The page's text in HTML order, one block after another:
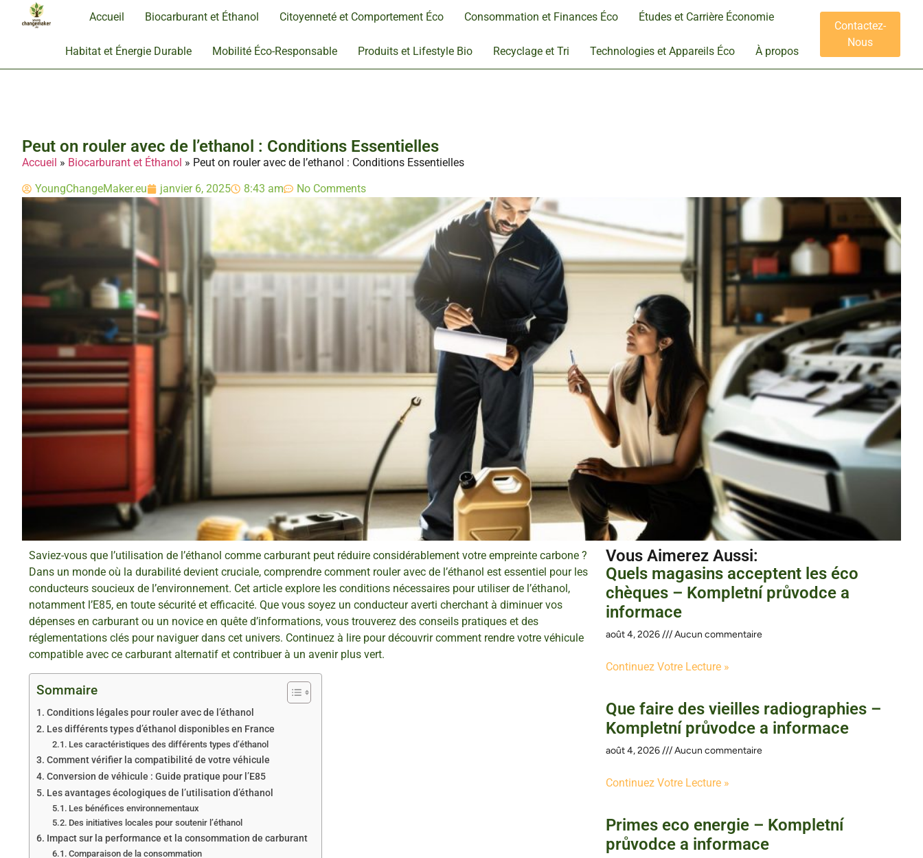
Accueil Biocarburant et Éthanol Citoyenneté et Comportement Éco Consommation et Finances Éco Études et Carrière Économie
Habitat et Énergie Durable Mobilité Éco-Responsable Produits et Lifestyle Bio Recyclage et Tri Technologies et Appareils Éco À propos
Contactez-
Nous
Peut on rouler avec de l’ethanol : Conditions Essentielles
Accueil » Biocarburant et Éthanol » Peut on rouler avec de l’ethanol : Conditions Essentielles
YoungChangeMaker.eu janvier 6, 2025 8:43 am No Comments
Saviez-vous que l’utilisation de l’éthanol comme carburant peut réduire considérablement votre empreinte carbone ?
Dans un monde où la durabilité devient cruciale, comprendre comment rouler avec de l’éthanol est essentiel pour les
conducteurs soucieux de l’environnement. Cet article explore les conditions nécessaires pour utiliser de l’éthanol,
notamment l’E85, en toute sécurité et efficacité. Que vous soyez un conducteur averti cherchant à diminuer vos
dépenses en carburant ou un novice en quête d’informations, vous trouverez des conseils pratiques et des
réglementations clés pour naviguer dans cet univers. Continuez à lire pour découvrir comment rendre votre véhicule
compatible avec ce carburant alternatif et contribuer à un avenir plus vert.
Sommaire
Conditions légales pour rouler avec de l’éthanol
Les différents types d’éthanol disponibles en France
Les caractéristiques des différents types d’éthanol
Comment vérifier la compatibilité de votre véhicule
Conversion de véhicule : Guide pratique pour l’E85
Les avantages écologiques de l’utilisation d’éthanol
Les bénéfices environnementaux
Des initiatives locales pour soutenir l’éthanol
Impact sur la performance et la consommation de carburant
Comparaison de la consommation
Vous Aimerez Aussi :
Quels magasins acceptent les éco
chèques – Kompletní průvodce a
informace
août 4, 2026 Aucun commentaire
Continuez Votre Lecture »
Que faire des vieilles radiographies –
Kompletní průvodce a informace
août 4, 2026 Aucun commentaire
Continuez Votre Lecture »
Primes eco energie – Kompletní
průvodce a informace